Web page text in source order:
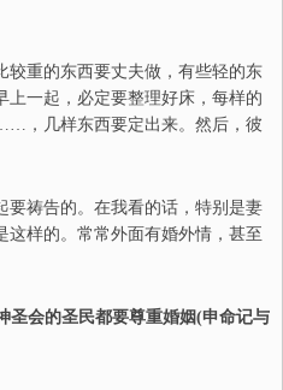
较重的东西要丈夫做，有些轻的东
上一起，必定要整理好床，每样的
，几样东西要定出来。然后，彼
祷告的。 在我看的话，特别是妻
这样的。常常外面有婚外情 ， 甚至
圣会的圣民都要尊重婚姻(申命记与